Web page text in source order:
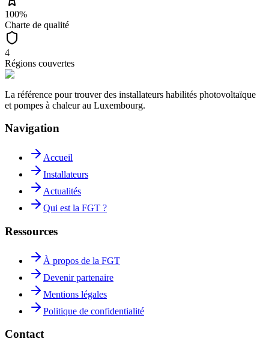
100%
Charte de qualité
4
Régions couvertes
La référence pour trouver des installateurs habilités photovoltaïque
et pompes à chaleur au Luxembourg.
Navigation
Accueil
Installateurs
Actualités
Qui est la FGT ?
Ressources
À propos de la FGT
Devenir partenaire
Mentions légales
Politique de confidentialité
Contact